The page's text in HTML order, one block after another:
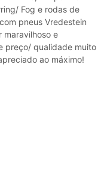
Fog e rodas de
pneus Vredestein
maravilhoso e
preço/ qualidade muito
ao máximo!